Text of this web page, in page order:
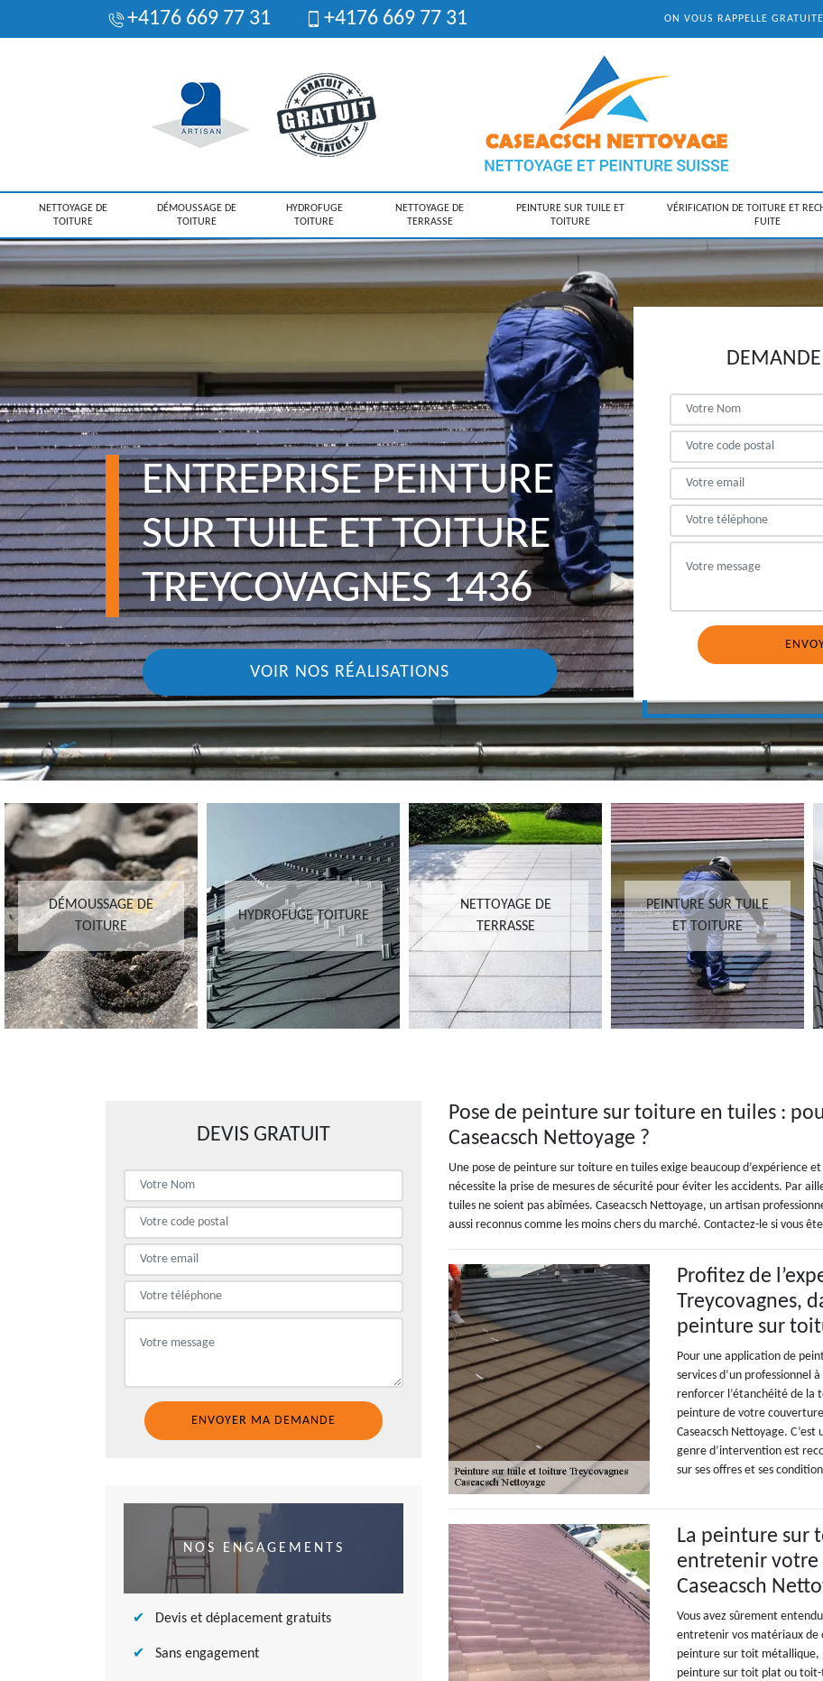
+4176 669 77 31 +4176 669 77 31 ON VOUS RAPPELLE
NETTOYAGE DE
TOITURE
DÉMOUSSAGE DE
TOITURE
HYDROFUGE
TOITURE
NETTOYAGE DE
TERRASSE
PEINTURE SUR TUILE ET
TOITURE
VÉRIFICATION DE TOITURE ET
FUITE
ENTREPRISE PEINTURE
SUR TUILE ET TOITURE
TREYCOVAGNES 1436
VOIR NOS RÉALISATIONS
DÉMOUSSAGE DE
TOITURE
HYDROFUGE TOITURE
NETTOYAGE DE
TERRASSE
PEINTURE SUR TUILE
ET TOITURE
DEVIS GRATUIT
NOS ENGAGEMENTS
Devis et déplacement gratuits
Sans engagement
Pose de peinture sur toiture en tuiles :
Caseacsch Nettoyage ?
Une pose de peinture sur toiture en tuiles exige beaucoup d’expérience
nécessite la prise de mesures de sécurité pour éviter les accidents. Par
tuiles ne soient pas abîmées. Caseacsch Nettoyage, un artisan
aussi reconnus comme les moins chers du marché. Contactez-le si vous
Profitez de
Treycovagnes,
peinture sur
Pour une application de
services d’un professionnel
renforcer l’étanchéité de la
peinture de votre
Caseacsch Nettoyage.
genre d’intervention est
sur ses offres et ses
La peinture sur
entretenir
Caseacsch
Vous avez sûrement
entretenir vos matériaux
peinture sur toit métallique,
peinture sur toit plat ou